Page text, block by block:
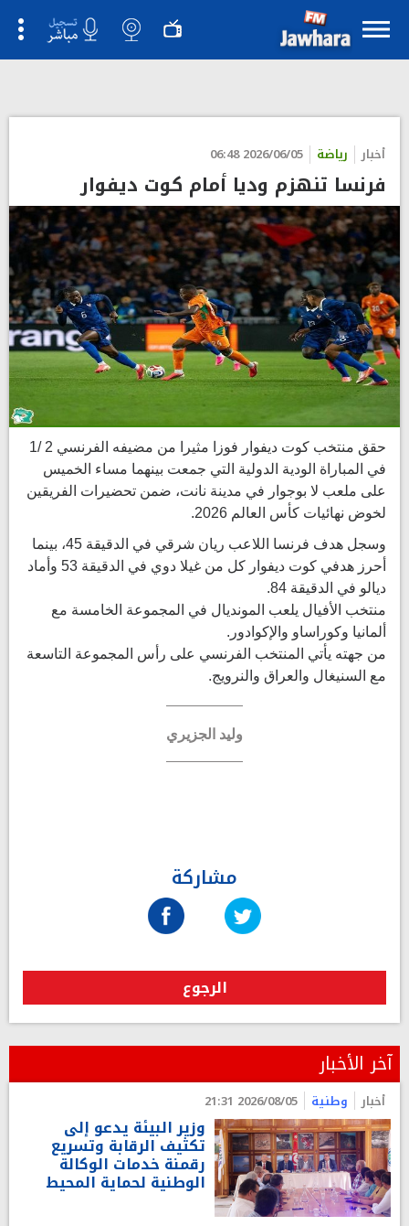
أخبار رياضة 2026/06/05 06:48
فرنسا تنهزم وديا أمام كوت ديفوار
حقق منتخب كوت ديفوار فوزا مثيرا من مضيفه الفرنسي 2 /1
في المباراة الودية الدولية التي جمعت بينهما مساء الخميس
على ملعب لا بوجوار في مدينة نانت، ضمن تحضيرات الفريقين
لخوض نهائيات كأس العالم 2026.
وسجل هدف فرنسا اللاعب ريان شرقي في الدقيقة 45، بينما
أحرز هدفي كوت ديفوار كل من غيلا دوي في الدقيقة 53 وأماد
ديالو في الدقيقة 84.
منتخب الأفيال يلعب المونديال في المجموعة الخامسة مع
ألمانيا وكوراساو والإكوادور.
من جهته يأتي المنتخب الفرنسي على رأس المجموعة التاسعة
مع السنيغال والعراق والنرويج.
وليد الجزيري
مشاركة
الرجوع
آخر الأخبار
أخبار وطنية 2026/08/05 21:31
وزير البيئة يدعو إلى
تكثيف الرقابة وتسريع
رقمنة خدمات الوكالة
الوطنية لحماية المحيط